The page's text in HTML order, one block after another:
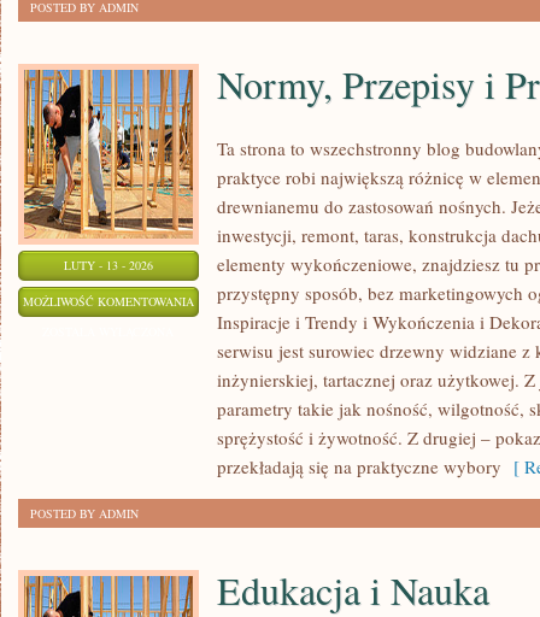
POSTED BY ADMIN
LUTY - 13 - 2026
MOŻLIWOŚĆ KOMENTOWANIA NORMY,
PRZEPISY
PRAWO
Normy, Przepisy i
Ta strona to wszechstronny blog
praktyce robi największą różnicę w
drewnianemu do zastosowań nośnych.
inwestycji, remont, taras, konstrukcja
elementy wykończeniowe, znajdziesz tu
przystępny sposób, bez marketingowych
Inspiracje i Trendy i Wykończenia i
serwisu jest surowiec drzewny widziane
inżynierskiej, tartacznej oraz użytkowej.
parametry takie jak nośność, wilgotność,
sprężystość i żywotność. Z drugiej –
przekładają się na praktyczne wybory [
POSTED BY ADMIN
Edukacja i Nauka